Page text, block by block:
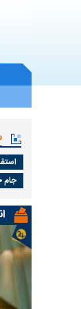
جام